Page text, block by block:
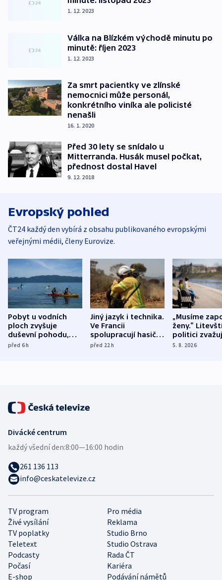
1. 12. 2023
Válka na Blízkém východě minutu po
minutě: říjen 2023
1. 12. 2023
Za smrt pacientky ve zlínské
nemocnici může personál,
konkrétního viníka ale policisté
nenašli
16. 1. 2020
Před 30 lety se snídalo u
Mitterranda. Husák musel počkat,
přednost dostal Havel
9. 12. 2018
Evropský pohled
ČT24 každý den vybírá z obsahu publikovaného evropskými
veřejnými médii, členy Eurovize.
Pobyt u vodních
ploch zvyšuje
duševní pohodu,
ukázala
před 6h
Jiný jazyk i technika.
Ve Francii
spolupracují hasiči z
různých zemí
před 22h
„Musíme
ženy.“
politici
dohodu o
5. 8. 2026
TV program
Pro média
Živé vysílání
Reklama
TV poplatky
Studio Brno
Teletext
Studio Ostrava
Podcasty
Rada ČT
Počasí
Kariéra
E-shop
Podávání námětů
Divácké centrum
každý všední den:8:00—16:00 hodin
261 136 113
info@ceskatelevize.cz